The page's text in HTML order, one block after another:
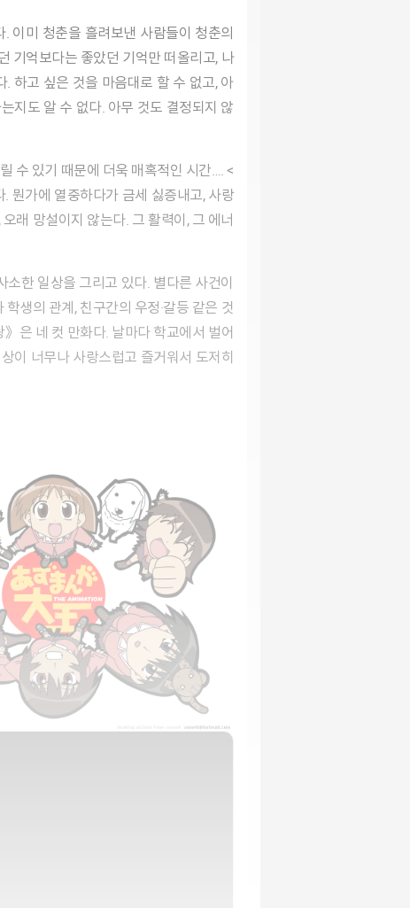
기억보다는 좋았던 기억만 떠올리고, 나
하고 싶은 것을 마음대로 할 수 없고, 아
지도 알 수 없다. 아무 것도 결정되지 않
뭔가에 열중하다가 금세 싫증내고, 사랑
래 망설이지 않는다. 그 활력이, 그 에너
생의 관계, 친구간의 우정·갈등 같은 것
은 네 컷 만화다. 날마다 학교에서 벌어
이 너무나 사랑스럽고 즐거워서 도저히